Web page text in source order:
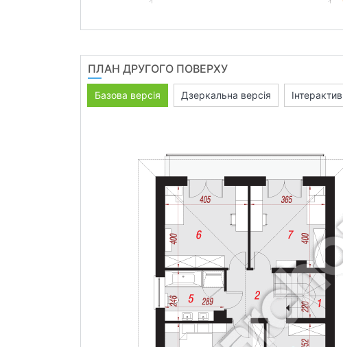
ПЛАН ДРУГОГО ПОВЕРХУ
Базова версія Дзеркальна версія